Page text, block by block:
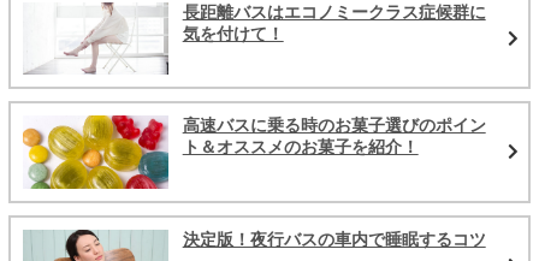
長距離バスはエコノミークラス症候群に
気を付けて！
高速バスに乗る時のお菓子選びのポイン
ト＆オススメのお菓子を紹介！
決定版！夜行バスの車内で睡眠するコツ